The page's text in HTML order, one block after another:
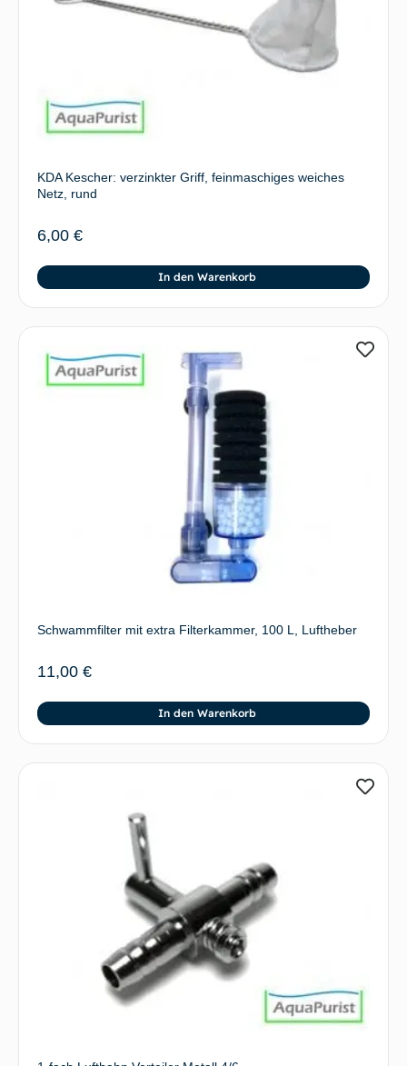
KDA Kescher: verzinkter Griff, feinmaschiges weiches
Netz, rund
6,00 €
In den Warenkorb
Schwammfilter mit extra Filterkammer, 100 L, Luftheber
11,00 €
In den Warenkorb